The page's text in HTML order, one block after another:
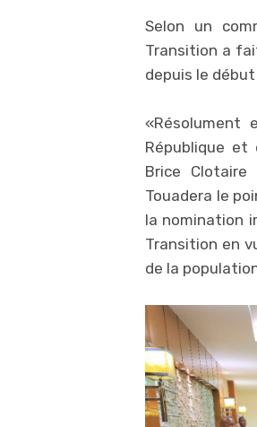
Selon un
Transition a
depuis le
«Résolument
République et
Brice
Touadera le
la nomination
Transition en
de la